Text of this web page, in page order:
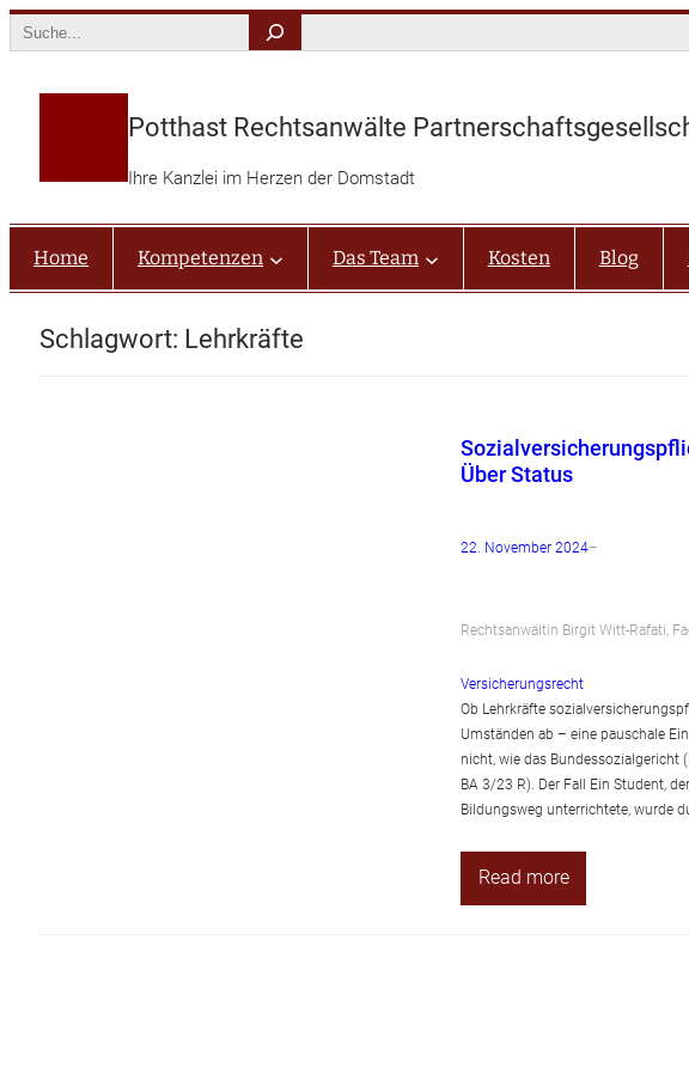
Search
Potthast Rechtsanwälte
Ihre Kanzlei im Herzen der Domstadt
Home Kompetenzen Das Team Kosten Blog
Schlagwort: Lehrkräfte
Über Status
22. November 2024–
Rechtsanwältin Birgit Witt-Rafati,
Versicherungsrecht
Ob Lehrkräfte
Umständen ab – eine pauschale
nicht, wie das Bundessozialgericht
BA 3/23 R). Der Fall Ein Student,
Bildungsweg unterrichtete, wurde
Read more